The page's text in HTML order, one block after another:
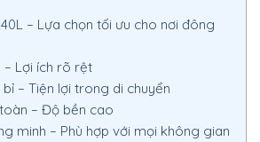
– Lựa chọn tối ưu cho nơi đông
– Lợi ích rõ rệt
– Tiện lợi trong di chuyển
– Độ bền cao
minh – Phù hợp với mọi không gian